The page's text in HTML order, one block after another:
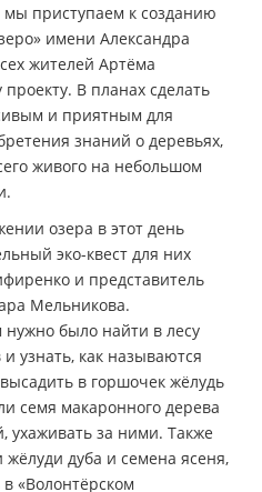
приступаем к созданию
имени Александра
жителей Артёма
В планах сделать
и приятным для
знаний о деревьях,
живого на небольшом
озера в этот день
эко-квест для них
и представитель
Мельникова.
было найти в лесу
узнать, как называются
в горшочек жёлудь
семя макаронного дерева
ухаживать за ними. Также
дуба и семена ясеня,
«Волонтёрском